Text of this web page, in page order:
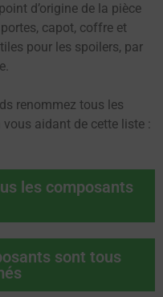
d’origine de la pièce
capot, coffre et
pour les spoilers, par
renommez tous les
aidant de cette liste :
les composants
sont tous